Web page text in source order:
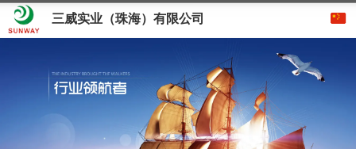
三威实业（珠海）有限公司